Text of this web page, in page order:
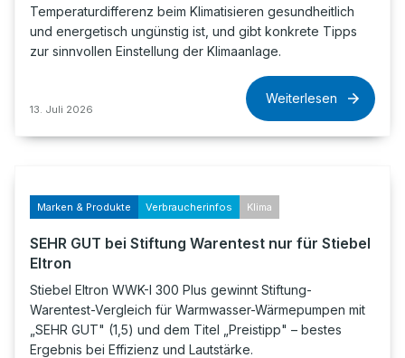
Temperaturdifferenz beim Klimatisieren gesundheitlich
und energetisch ungünstig ist, und gibt konkrete Tipps
zur sinnvollen Einstellung der Klimaanlage.
13. Juli 2026
Weiterlesen
Marken & Produkte Verbraucherinfos Klima
SEHR GUT bei Stiftung Warentest nur für Stiebel
Eltron
Stiebel Eltron WWK-I 300 Plus gewinnt Stiftung-
Warentest-Vergleich für Warmwasser-Wärmepumpen mit
„SEHR GUT" (1,5) und dem Titel „Preistipp" – bestes
Ergebnis bei Effizienz und Lautstärke.